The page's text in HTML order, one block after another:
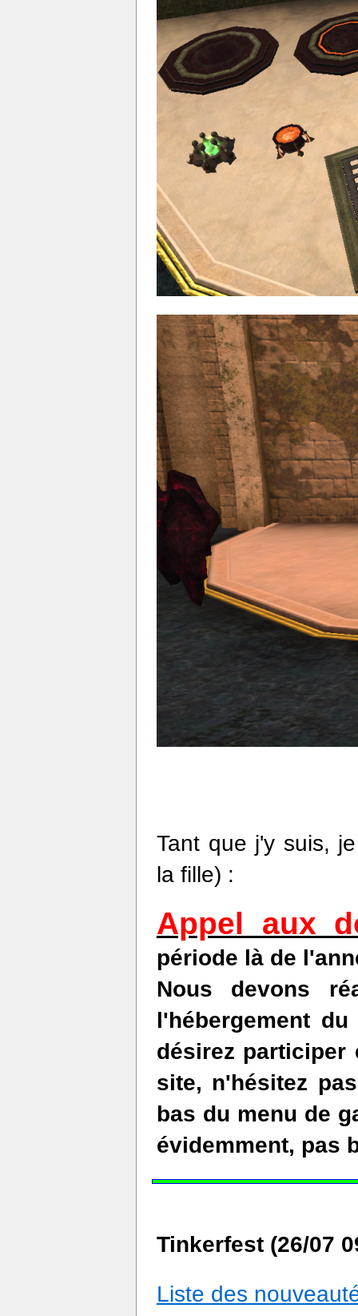
Tant que j'y suis,
la fille) :
Appel aux
période là de
Nous devons
l'hébergement
désirez participer
site, n'hésitez
bas du menu de
évidemment, pas
Tinkerfest (26/07
Liste des